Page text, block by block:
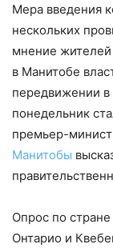
Мера введения
нескольких
мнение
в Манитобе
передвижении в
понедельник
премьер-
Манитобы
Опрос по
Онтарио и